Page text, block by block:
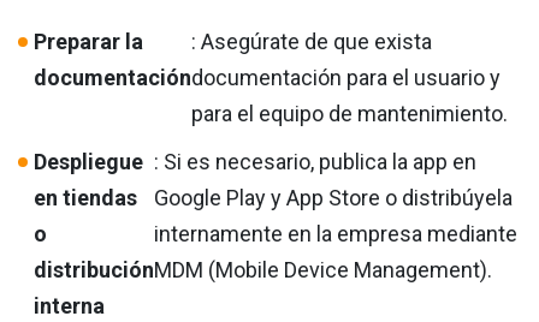
Preparar la
documentación
: Asegúrate de que exista
documentación para el usuario y
para el equipo de mantenimiento.
Despliegue
en tiendas
o
distribución
interna
: Si es necesario, publica la app en
Google Play y App Store o distribúyela
internamente en la empresa mediante
MDM (Mobile Device Management).